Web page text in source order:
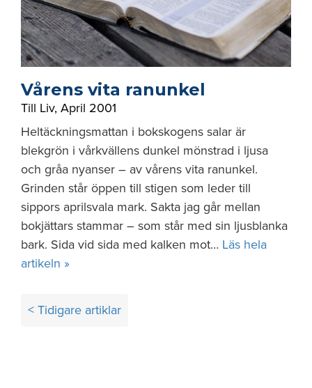
Vårens vita ranunkel
Till Liv, April 2001
Heltäckningsmattan i bokskogens salar är
blekgrön i vårkvällens dunkel mönstrad i ljusa
och gråa nyanser – av vårens vita ranunkel.
Grinden står öppen till stigen som leder till
sippors aprilsvala mark. Sakta jag går mellan
bokjättars stammar – som står med sin ljusblanka
bark. Sida vid sida med kalken mot… Läs hela
artikeln »
Inläggsnavigering
< Tidigare artiklar